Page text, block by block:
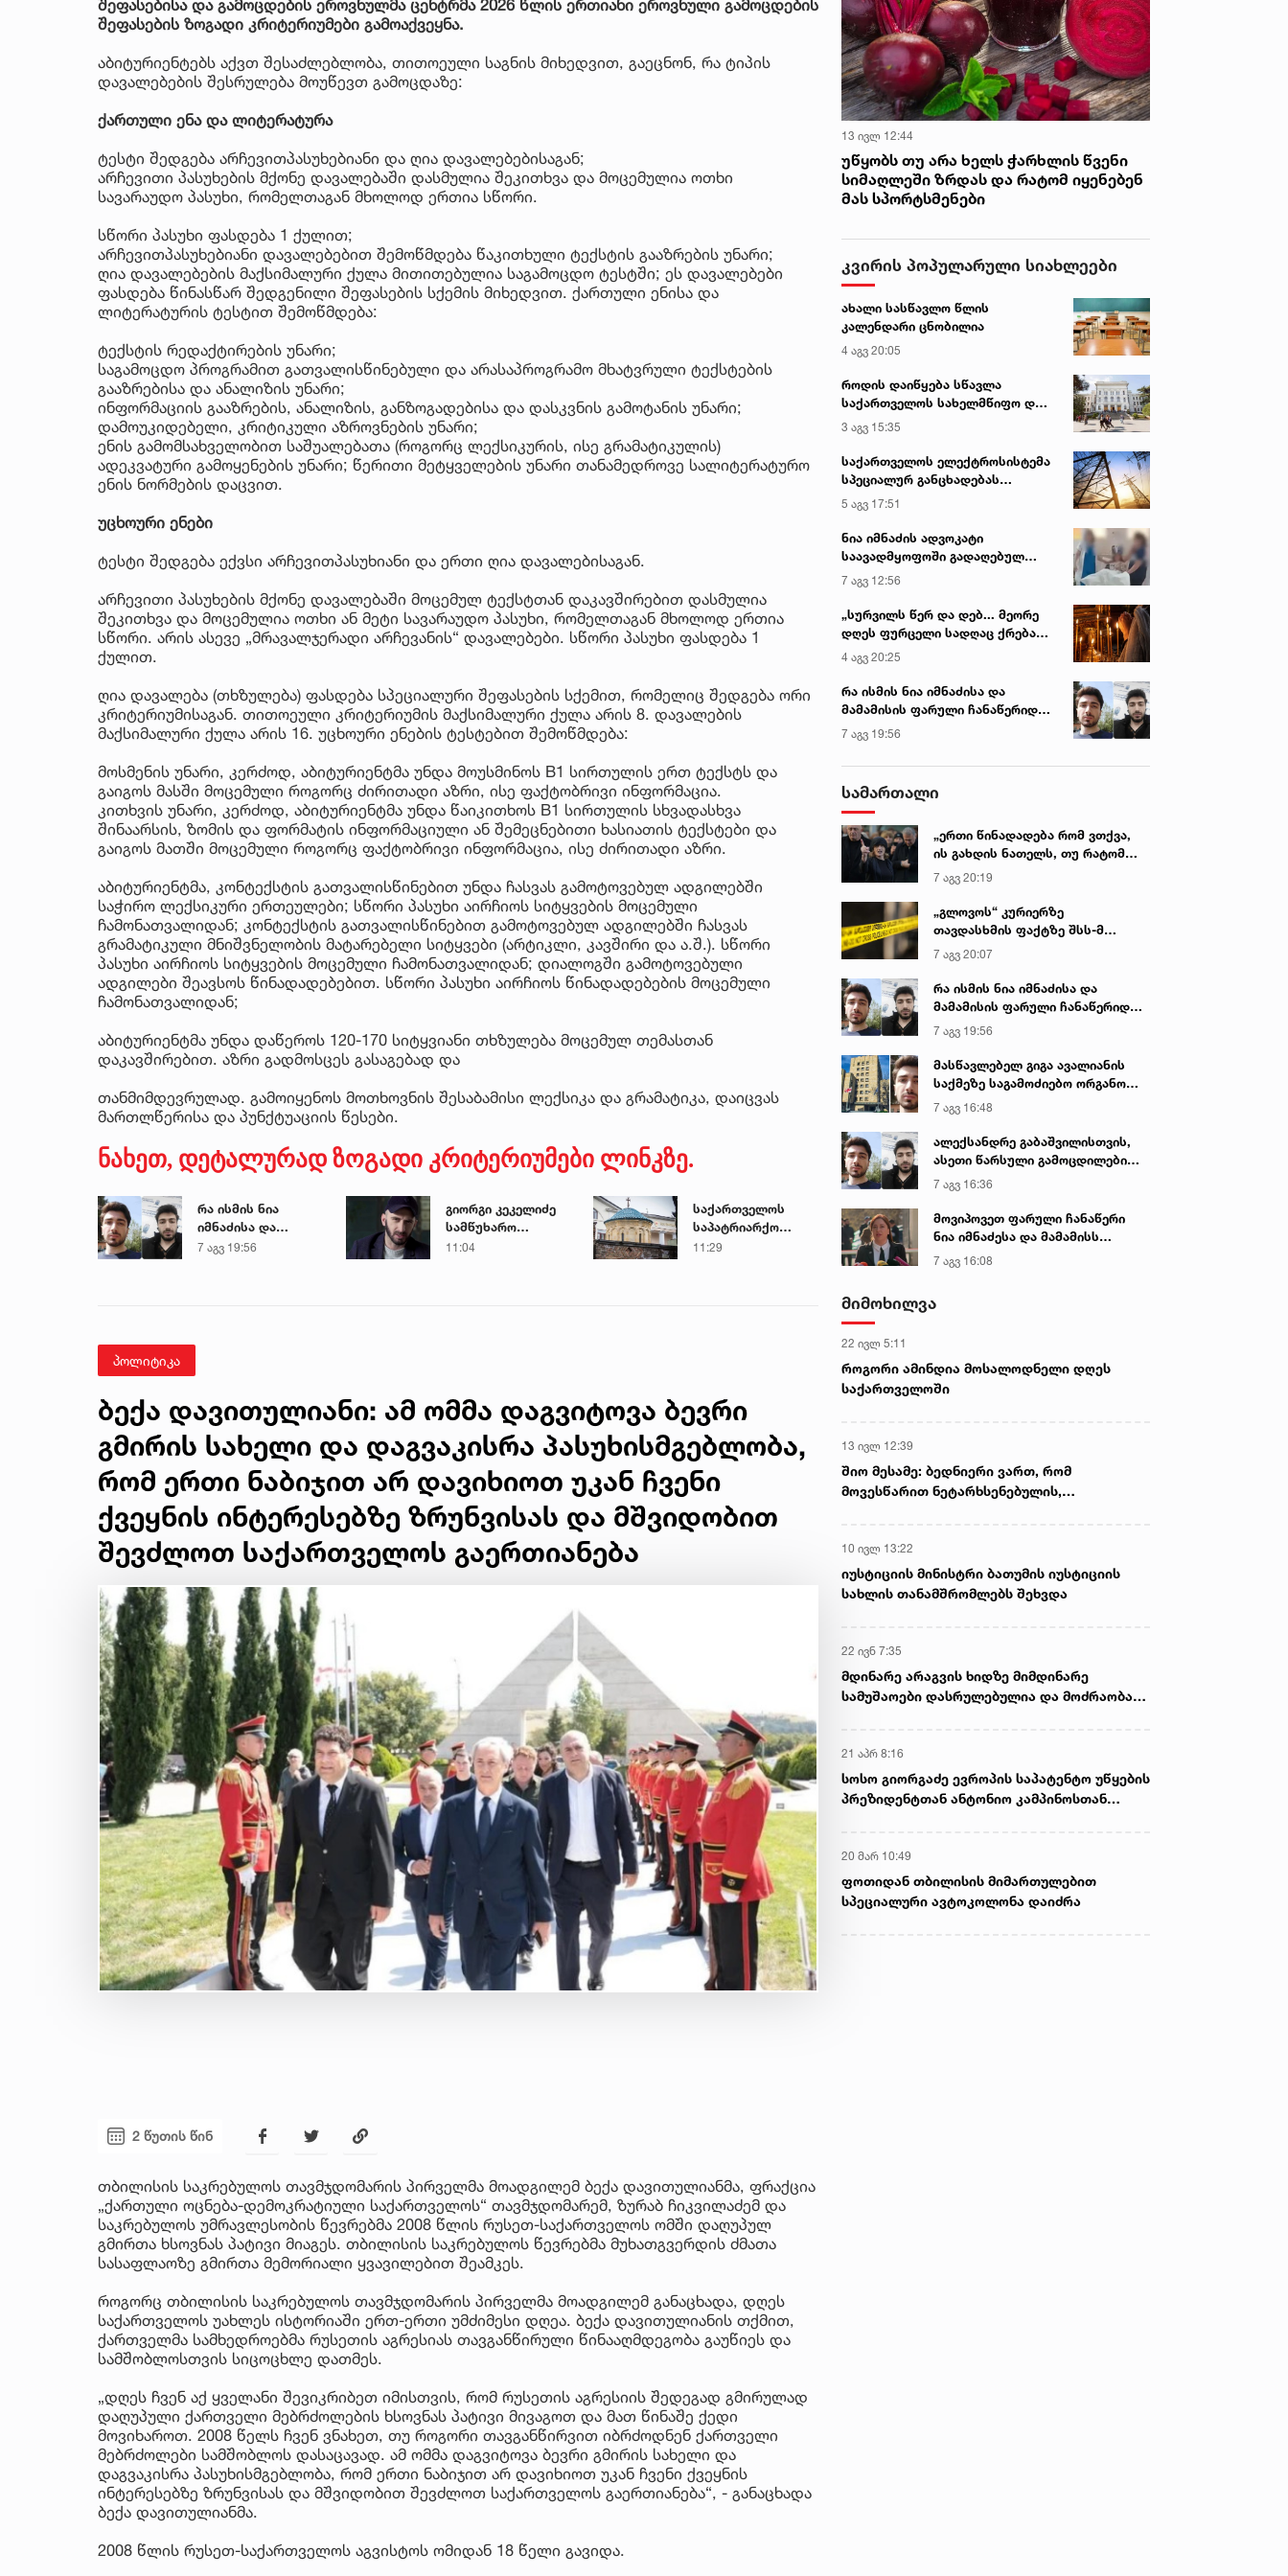
შეფასებისა და გამოცდების ეროვნულმა ცენტრმა 2026 წლის ერთიანი ეროვნული გამოცდების
შეფასების ზოგადი კრიტერიუმები გამოაქვეყნა.
აბიტურიენტებს აქვთ შესაძლებლობა, თითოეული საგნის მიხედვით, გაეცნონ, რა ტიპის
დავალებების შესრულება მოუწევთ გამოცდაზე:
ქართული ენა და ლიტერატურა
ტესტი შედგება არჩევითპასუხებიანი და ღია დავალებებისაგან;
არჩევითი პასუხების მქონე დავალებაში დასმულია შეკითხვა და მოცემულია ოთხი
სავარაუდო პასუხი, რომელთაგან მხოლოდ ერთია სწორი.
სწორი პასუხი ფასდება 1 ქულით;
არჩევითპასუხებიანი დავალებებით შემოწმდება წაკითხული ტექსტის გააზრების უნარი;
ღია დავალებების მაქსიმალური ქულა მითითებულია საგამოცდო ტესტში; ეს დავალებები
ფასდება წინასწარ შედგენილი შეფასების სქემის მიხედვით. ქართული ენისა და
ლიტერატურის ტესტით შემოწმდება:
ტექსტის რედაქტირების უნარი;
საგამოცდო პროგრამით გათვალისწინებული და არასაპროგრამო მხატვრული ტექსტების
გააზრებისა და ანალიზის უნარი;
ინფორმაციის გააზრების, ანალიზის, განზოგადებისა და დასკვნის გამოტანის უნარი;
დამოუკიდებელი, კრიტიკული აზროვნების უნარი;
ენის გამომსახველობით საშუალებათა (როგორც ლექსიკურის, ისე გრამატიკულის)
ადეკვატური გამოყენების უნარი; წერითი მეტყველების უნარი თანამედროვე სალიტერატურო
ენის ნორმების დაცვით.
უცხოური ენები
ტესტი შედგება ექვსი არჩევითპასუხიანი და ერთი ღია დავალებისაგან.
არჩევითი პასუხების მქონე დავალებაში მოცემულ ტექსტთან დაკავშირებით დასმულია
შეკითხვა და მოცემულია ოთხი ან მეტი სავარაუდო პასუხი, რომელთაგან მხოლოდ ერთია
სწორი. არის ასევე „მრავალჯერადი არჩევანის“ დავალებები. სწორი პასუხი ფასდება 1
ქულით.
ღია დავალება (თხზულება) ფასდება სპეციალური შეფასების სქემით, რომელიც შედგება ორი
კრიტერიუმისაგან. თითოეული კრიტერიუმის მაქსიმალური ქულა არის 8. დავალების
მაქსიმალური ქულა არის 16. უცხოური ენების ტესტებით შემოწმდება:
მოსმენის უნარი, კერძოდ, აბიტურიენტმა უნდა მოუსმინოს B1 სირთულის ერთ ტექსტს და
გაიგოს მასში მოცემული როგორც ძირითადი აზრი, ისე ფაქტობრივი ინფორმაცია.
კითხვის უნარი, კერძოდ, აბიტურიენტმა უნდა წაიკითხოს B1 სირთულის სხვადასხვა
შინაარსის, ზომის და ფორმატის ინფორმაციული ან შემეცნებითი ხასიათის ტექსტები და
გაიგოს მათში მოცემული როგორც ფაქტობრივი ინფორმაცია, ისე ძირითადი აზრი.
აბიტურიენტმა, კონტექსტის გათვალისწინებით უნდა ჩასვას გამოტოვებულ ადგილებში
საჭირო ლექსიკური ერთეულები; სწორი პასუხი აირჩიოს სიტყვების მოცემული
ჩამონათვალიდან; კონტექსტის გათვალისწინებით გამოტოვებულ ადგილებში ჩასვას
გრამატიკული მნიშვნელობის მატარებელი სიტყვები (არტიკლი, კავშირი და ა.შ.). სწორი
პასუხი აირჩიოს სიტყვების მოცემული ჩამონათვალიდან; დიალოგში გამოტოვებული
ადგილები შეავსოს წინადადებებით. სწორი პასუხი აირჩიოს წინადადებების მოცემული
ჩამონათვალიდან;
აბიტურიენტმა უნდა დაწეროს 120-170 სიტყვიანი თხზულება მოცემულ თემასთან
დაკავშირებით. აზრი გადმოსცეს გასაგებად და
თანმიმდევრულად. გამოიყენოს მოთხოვნის შესაბამისი ლექსიკა და გრამატიკა, დაიცვას
მართლწერისა და პუნქტუაციის წესები.
ნახეთ, დეტალურად ზოგადი კრიტერიუმები ლინკზე.
რა ისმის ნია
იმნაძისა და
მამამისის ფარული
7 აგვ 19:56
გიორგი კეკელიძე
სამწუხარო
ინფორმაციას
11:04
საქართველოს
საპატრიარქო
განცხადებას
11:29
პოლიტიკა
ბექა დავითულიანი: ამ ომმა დაგვიტოვა ბევრი
გმირის სახელი და დაგვაკისრა პასუხისმგებლობა,
რომ ერთი ნაბიჯით არ დავიხიოთ უკან ჩვენი
ქვეყნის ინტერესებზე ზრუნვისას და მშვიდობით
შევძლოთ საქართველოს გაერთიანება
2 წუთის წინ
თბილისის საკრებულოს თავმჯდომარის პირველმა მოადგილემ ბექა დავითულიანმა, ფრაქცია
„ქართული ოცნება-დემოკრატიული საქართველოს“ თავმჯდომარემ, ზურაბ ჩიკვილაძემ და
საკრებულოს უმრავლესობის წევრებმა 2008 წლის რუსეთ-საქართველოს ომში დაღუპულ
გმირთა ხსოვნას პატივი მიაგეს. თბილისის საკრებულოს წევრებმა მუხათგვერდის ძმათა
სასაფლაოზე გმირთა მემორიალი ყვავილებით შეამკეს.
როგორც თბილისის საკრებულოს თავმჯდომარის პირველმა მოადგილემ განაცხადა, დღეს
საქართველოს უახლეს ისტორიაში ერთ-ერთი უმძიმესი დღეა. ბექა დავითულიანის თქმით,
ქართველმა სამხედროებმა რუსეთის აგრესიას თავგანწირული წინააღმდეგობა გაუწიეს და
სამშობლოსთვის სიცოცხლე დათმეს.
„დღეს ჩვენ აქ ყველანი შევიკრიბეთ იმისთვის, რომ რუსეთის აგრესიის შედეგად გმირულად
დაღუპული ქართველი მებრძოლების ხსოვნას პატივი მივაგოთ და მათ წინაშე ქედი
მოვიხაროთ. 2008 წელს ჩვენ ვნახეთ, თუ როგორი თავგანწირვით იბრძოდნენ ქართველი
მებრძოლები სამშობლოს დასაცავად. ამ ომმა დაგვიტოვა ბევრი გმირის სახელი და
დაგვაკისრა პასუხისმგებლობა, რომ ერთი ნაბიჯით არ დავიხიოთ უკან ჩვენი ქვეყნის
ინტერესებზე ზრუნვისას და მშვიდობით შევძლოთ საქართველოს გაერთიანება“, - განაცხადა
ბექა დავითულიანმა.
2008 წლის რუსეთ-საქართველოს აგვისტოს ომიდან 18 წელი გავიდა.
13 ივლ 12:44
უწყობს თუ არა ხელს ჭარხლის წვენი
სიმაღლეში ზრდას და რატომ იყენებენ
მას სპორტსმენები
კვირის პოპულარული სიახლეები
ახალი სასწავლო წლის
კალენდარი ცნობილია
4 აგვ 20:05
როდის დაიწყება სწავლა
საქართველოს სახელმწიფო და
კერძო უნივერსიტეტებში
3 აგვ 15:35
საქართველოს ელექტროსისტემა
სპეციალურ განცხადებას
ავრცელებს
5 აგვ 17:51
ნია იმნაძის ადვოკატი
საავადმყოფოში გადაღებულ
კადრებს ავრცელებს
7 აგვ 12:56
„სურვილს წერ და დებ... მეორე
დღეს ფურცელი სადღაც ქრება
და სურვილი სრულდება...“ -
სასწაულმოქმედი ტაძარი შიდა
ქართლში
4 აგვ 20:25
რა ისმის ნია იმნაძისა და
მამამისის ფარული ჩანაწერიდან
- გიგა ავალიანის მკვლელობის
საქმე
7 აგვ 19:56
სამართალი
„ერთი წინადადება რომ ვთქვა,
ის გახდის ნათელს, თუ რატომ
იყო ნია იმნაძე წამქეზებელი...“ -
გიგა ავალიანის დედა
7 აგვ 20:19
„გლოვოს“ კურიერზე
თავდასხმის ფაქტზე შსს-მ
გამოძიება დაიწყო
7 აგვ 20:07
რა ისმის ნია იმნაძისა და
მამამისის ფარული ჩანაწერიდან
- გიგა ავალიანის მკვლელობის
საქმე
7 აგვ 19:56
მასწავლებელ გიგა ავალიანის
საქმეზე საგამოძიებო ორგანო
დაკავებულ არასრულწლოვნებს -
ნია იმნაძესა და ანასტასია
ბერუაშვილს 30 დღის
განმავლობაში ფარულად
7 აგვ 16:48
ალექსანდრე გაბაშვილისთვის,
ასეთი წარსული გამოცდილების
ადამიანისთვის ინფორმაციის
მიწოდება, რომ მასწავლებელი
სექსუალურად ავიწროებდა,
ფაქტობრივად, წაქეზება იყო -
7 აგვ 16:36
მოვიპოვეთ ფარული ჩანაწერი
ნია იმნაძესა და მამამისს
შორის, განიხილავდნენ, როგორ
ჩაიდინა გაბაშვილმა დანაშაული
არასწორად მოიქცა, თუმცა
ეპოქაში სხვანაირად ხდება -
პროკურორი
7 აგვ 16:08
მიმოხილვა
22 ივლ 5:11
როგორი ამინდია მოსალოდნელი დღეს
საქართველოში
13 ივლ 12:39
შიო მესამე: ბედნიერი ვართ, რომ
მოვესწარით ნეტარხსენებულის,
10 ივლ 13:22
იუსტიციის მინისტრი ბათუმის იუსტიციის
სახლის თანამშრომლებს შეხვდა
22 ივნ 7:35
მდინარე არაგვის ხიდზე მიმდინარე
სამუშაოები დასრულებულია და მოძრაობა
21 აპრ 8:16
სოსო გიორგაძე ევროპის საპატენტო უწყების
პრეზიდენტთან ანტონიო კამპინოსთან
20 მარ 10:49
ფოთიდან თბილისის მიმართულებით
სპეციალური ავტოკოლონა დაიძრა